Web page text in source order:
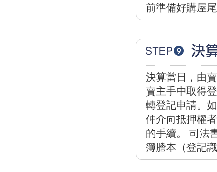
前準備好購屋
決算當日，由
賣主手中取得
轉登記申請。
仲介向抵押權
的手續。 司法
簿謄本（登記